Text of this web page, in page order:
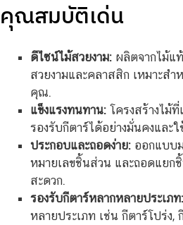
คุณสมบัติเด่น
ดีไซน์ไม้สวยงาม:ผลิตจากไม้แ
สวยงามและคลาสสิก เหมาะสำ
คุณ.
แข็งแรงทนทาน:โครงสร้างไม้ที่
รองรับกีตาร์ได้อย่างมั่นคงและใ
ประกอบและถอดง่าย:ออกแบบม
หมายเลขชิ้นส่วน และถอดแยก
สะดวก.
รองรับกีตาร์หลากหลายประเภท:
หลายประเภท เช่น กีตาร์โปร่ง,